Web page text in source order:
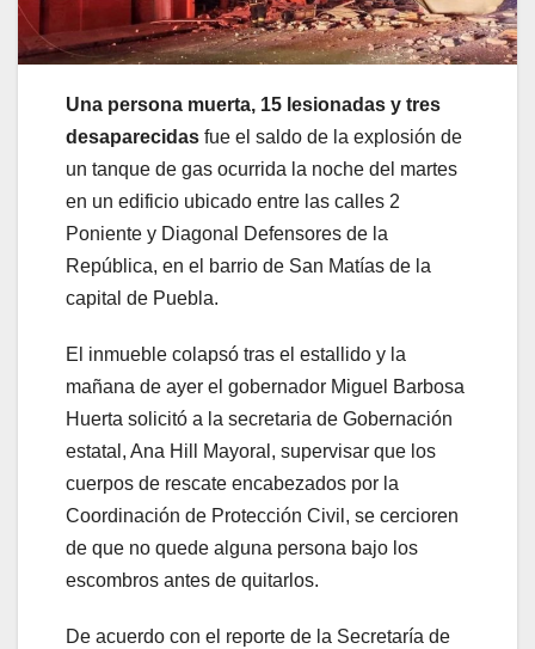
Una persona muerta, 15 lesionadas y tres
desaparecidas fue el saldo de la explosión de
un tanque de gas ocurrida la noche del martes
en un edificio ubicado entre las calles 2
Poniente y Diagonal Defensores de la
República, en el barrio de San Matías de la
capital de Puebla.
El inmueble colapsó tras el estallido y la
mañana de ayer el gobernador Miguel Barbosa
Huerta solicitó a la secretaria de Gobernación
estatal, Ana Hill Mayoral, supervisar que los
cuerpos de rescate encabezados por la
Coordinación de Protección Civil, se cercioren
de que no quede alguna persona bajo los
escombros antes de quitarlos.
De acuerdo con el reporte de la Secretaría de